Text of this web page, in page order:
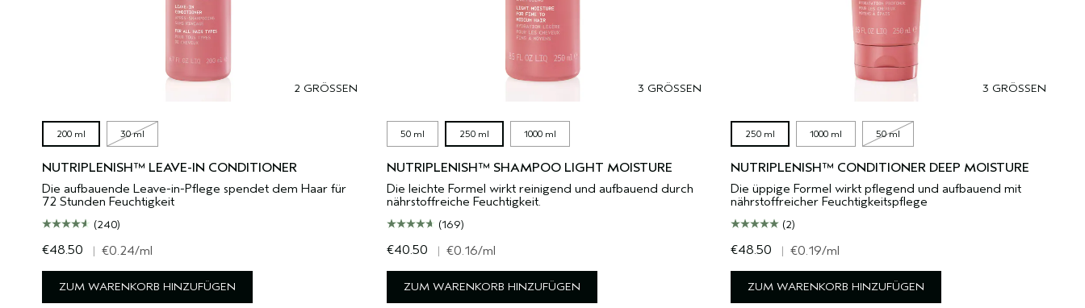
2 GRÖSSEN
200 ml 30 ml
NUTRIPLENISH™ LEAVE-IN CONDITIONER
Die aufbauende Leave-in-Pflege spendet dem Haar für
72 Stunden Feuchtigkeit
(240)
€48.50 | €0.24/ml
ZUM WARENKORB HINZUFÜGEN
3 GRÖSSEN
50 ml 250 ml 1000 ml
NUTRIPLENISH™ SHAMPOO LIGHT MOISTURE
Die leichte Formel wirkt reinigend und aufbauend durch
nährstoffreiche Feuchtigkeit.
(169)
€40.50 | €0.16/ml
ZUM WARENKORB HINZUFÜGEN
3 GRÖSSEN
250 ml 1000 ml 50 ml
NUTRIPLENISH™ CONDITIONER DEEP MOISTURE
Die üppige Formel wirkt pflegend und aufbauend mit
nährstoffreicher Feuchtigkeitspflege
(2)
€48.50 | €0.19/ml
ZUM WARENKORB HINZUFÜGEN